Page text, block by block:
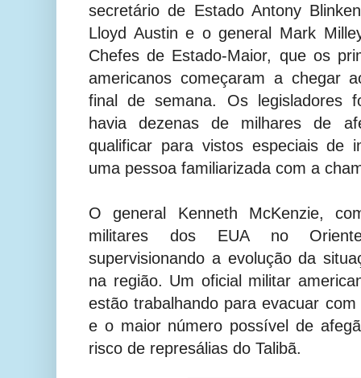
secretário de Estado Antony
Lloyd Austin e o general Mark
Chefes de Estado-Maior, que os
americanos começaram a chegar
final de semana. Os legisladores
havia dezenas de milhares de
qualificar para vistos especiais de
uma pessoa familiarizada com a
O general Kenneth McKenzie,
militares dos EUA no
supervisionando a evolução da
na região. Um oficial militar
estão trabalhando para evacuar
e o maior número possível de
risco de represálias do Talibã.